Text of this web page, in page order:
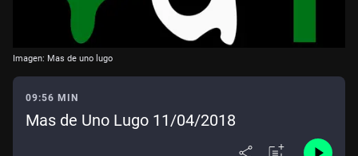
Imagen: Mas de uno lugo
09:56 MIN
Mas de Uno Lugo 11/04/2018